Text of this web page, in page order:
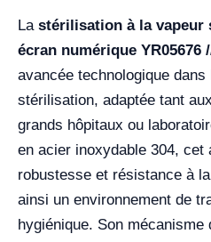
La stérilisation à la vapeur
écran numérique YR05676
avancée technologique
stérilisation, adaptée tant
grands hôpitaux ou
en acier inoxydable 304, cet
robustesse et résistance à
ainsi un environnement de
hygiénique. Son